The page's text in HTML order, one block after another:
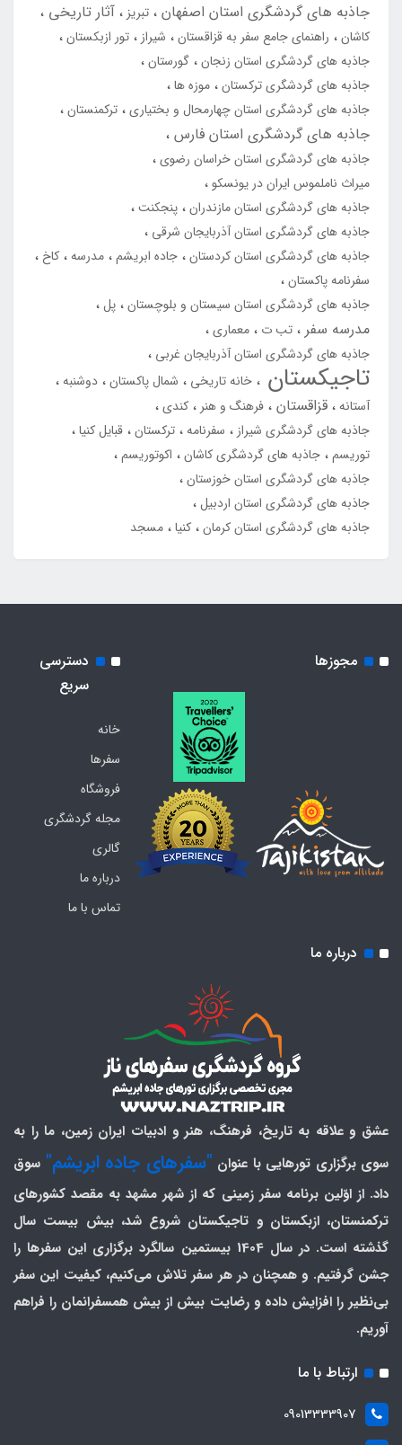
جاذبه های گردشگری استان اصفهان تبریز آثار تاریخی
کاشان راهنمای جامع سفر به قزاقستان شیراز
تور ازبکستان
جاذبه های گردشگری استان زنجان گورستان
جاذبه های گردشگری ترکستان موزه ها
جاذبه های گردشگری استان چهارمحال و بختیاری ترکمنستان
جاذبه های گردشگری استان فارس
جاذبه های گردشگری استان خراسان رضوی
میراث ناملموس ایران در یونسکو
جاذبه های گردشگری استان مازندران پنجکنت
جاذبه های گردشگری استان آذربایجان شرقی
جاذبه های گردشگری استان کردستان جاده ابریشم مدرسه کاخ
سفرنامه پاکستان
جاذبه های گردشگری استان سیستان و بلوچستان پل
مدرسه سفر تب ت
معماری
جاذبه های گردشگری استان آذربایجان غربی
تاجیکستان خانه تاریخی شمال پاکستان دوشنبه
آستانه قزاقستان فرهنگ و هنر
کندی
جاذبه های گردشگری شیراز
سفرنامه ترکستان قبایل کنیا
توریسم جاذبه های گردشگری کاشان
اکوتوریسم
جاذبه های گردشگری استان خوزستان
جاذبه های گردشگری استان اردبیل
جاذبه های گردشگری استان کرمان کنیا مسجد
مجوزها
دسترسی
سریع
خانه
سفرها
فروشگاه
مجله گردشگری
گالری
درباره ما
تماس با ما
درباره ما
عشق و علاقه به تاریخ، فرهنگ، هنر و ادبیات ایران زمین، ما را به
سوی برگزاری تورهایی با عنوان "سفرهای جاده ابریشم" سوق
داد. از اوّلین برنامه سفر زمینی که از شهر مشهد به مقصد کشورهای
ترکمنستان، ازبکستان و تاجیکستان شروع شد، بیش بیست سال
گذشته است. در سال 1404 بیستمین سالگرد برگزاری این سفرها را
جشن گرفتیم. و همچنان در هر سفر تلاش می‌کنیم، کیفیت این سفر
بی‌نظیر را افزایش داده و رضایت بیش از بیش همسفرانمان را فراهم
آوریم.
ارتباط با ما
09013333907